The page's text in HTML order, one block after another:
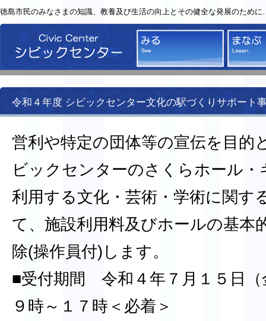
徳島市民のみなさまの知識、教養及び生活の向上とその健全な発展のため
シビックセンター
みる
令和４年度 シビックセンター文化の駅づくりサポート
営利や特定の団体等の宣伝を目的
ビックセンターのさくらホール
利用する文化・芸術・学術に関す
て、施設利用料及びホールの基本
除(操作員付)します。
■受付期間 令和４年７月１５日（
９時～１７時＜必着＞